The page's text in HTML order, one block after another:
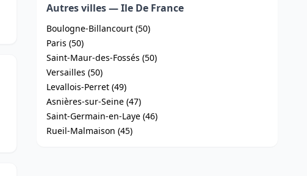
Autres villes — Ile De France
Boulogne-Billancourt (50)
Paris (50)
Saint-Maur-des-Fossés (50)
Versailles (50)
Levallois-Perret (49)
Asnières-sur-Seine (47)
Saint-Germain-en-Laye (46)
Rueil-Malmaison (45)